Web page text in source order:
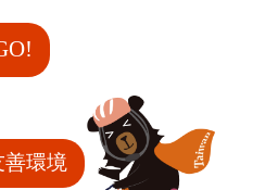
善環境